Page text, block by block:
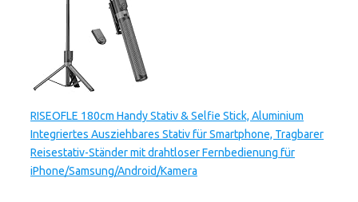
RISEOFLE 180cm Handy Stativ & Selfie Stick, Aluminium
Integriertes Ausziehbares Stativ für Smartphone, Tragbarer
Reisestativ-Ständer mit drahtloser Fernbedienung für
iPhone/Samsung/Android/Kamera